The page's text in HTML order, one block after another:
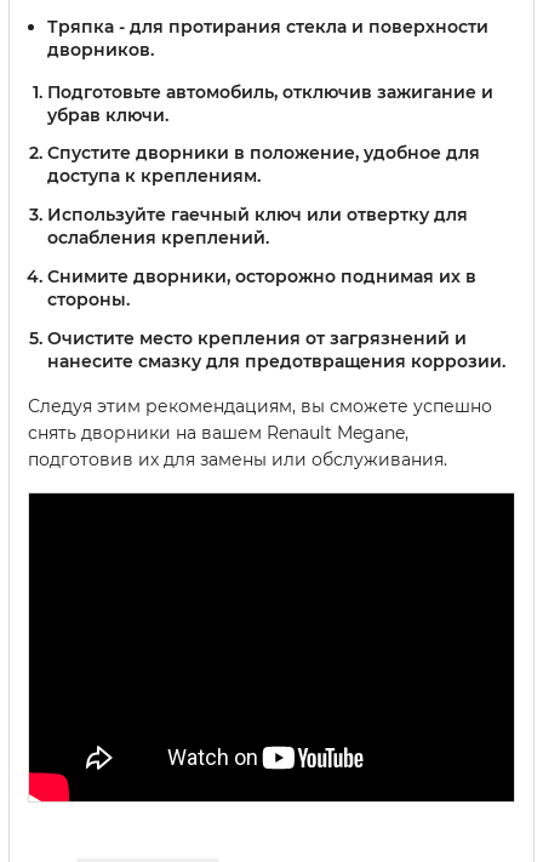
Тряпка - для протирания стекла и поверхности
дворников.
Подготовьте автомобиль, отключив зажигание и
убрав ключи.
Спустите дворники в положение, удобное для
доступа к креплениям.
Используйте гаечный ключ или отвертку для
ослабления креплений.
Снимите дворники, осторожно поднимая их в
стороны.
Очистите место крепления от загрязнений и
нанесите смазку для предотвращения коррозии.
Следуя этим рекомендациям, вы сможете успешно
снять дворники на вашем Renault Megane,
подготовив их для замены или обслуживания.